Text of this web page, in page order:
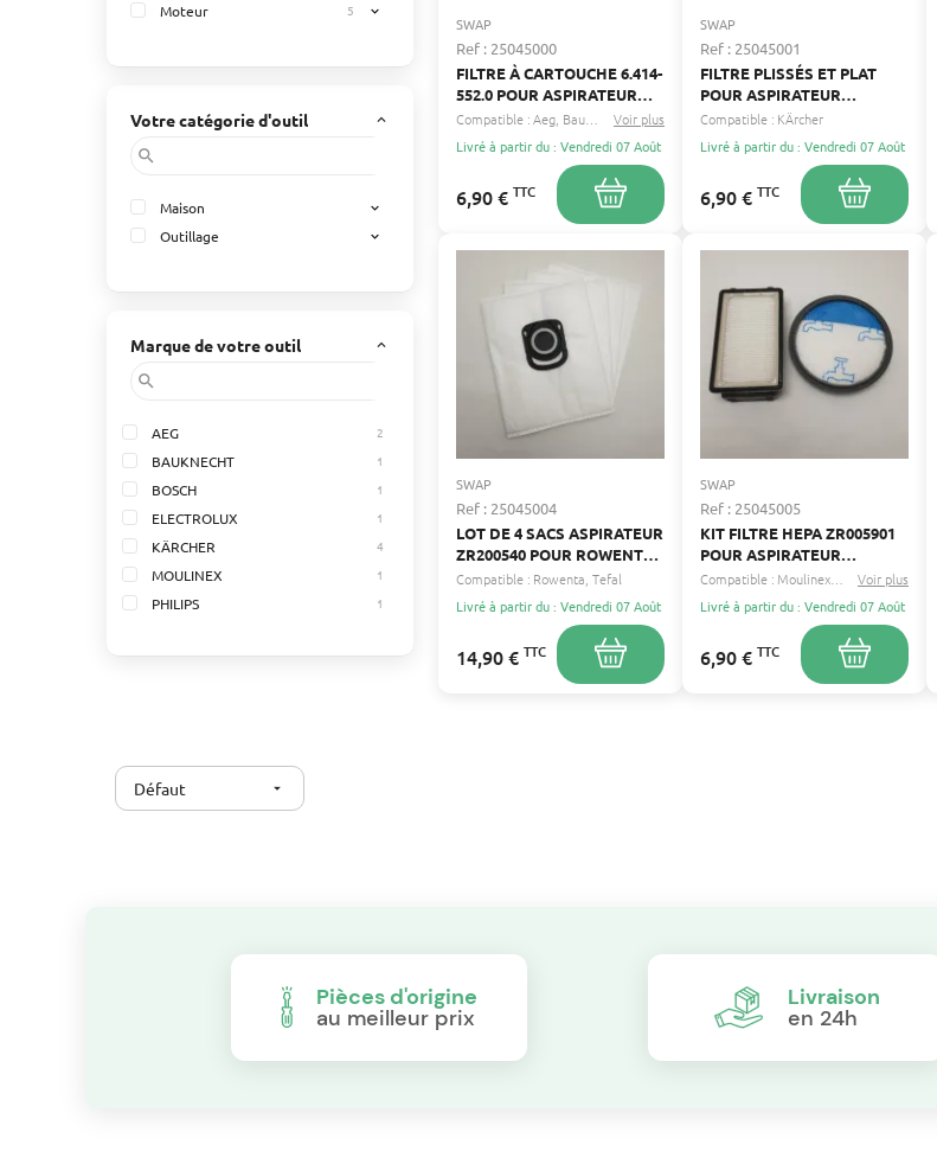
Moteur 5 expand_more
Votre catégorie d'outil keyboard_arrow_up
search
Maison expand_more
Outillage expand_more
Marque de votre outil keyboard_arrow_up
search
AEG 2
BAUKNECHT 1
BOSCH 1
ELECTROLUX 1
KÄRCHER 4
MOULINEX 1
PHILIPS 1
TEFAL 2
SWAP
Ref : 25045000
FILTRE À CARTOUCHE 6.414-
552.0 POUR ASPIRATEUR
KARCHER WD2, WD3,
WD2.200, WD3.200, WD3.300
M, WD3.500 P, SE 4001, SE
Compatible :Aeg Bauknecht ...
Voir plus
Livré à partir du : Vendredi 07 Août
6,90 € TTC
SWAP
Ref : 25045001
FILTRE PLISSÉS ET PLAT
POUR ASPIRATEUR
KARCHER WD4 WD5 WD6
MV4 MV5 MV6, 2863005
,2.863-005.0
Compatible : KÄrcher
Livré à partir du : Vendredi 07 Août
6,90 € TTC
SWAP
Ref : 25045004
LOT DE 4 SACS ASPIRATEUR
ZR200540 POUR ROWENTA
ET TEFAL
Compatible : Rowenta Tefal
Livré à partir du : Vendredi 07 Août
14,90 € TTC
SWAP
Ref : 25045005
KIT FILTRE HEPA ZR005901
POUR ASPIRATEUR
ROWENTA,TEFAL ET
MOULINEX
Compatible : MoulinexRowenta...
Voir plus
Livré à partir du : Vendredi 07 Août
6,90 € TTC
Défaut arrow_drop_down
Pièces d'origine
au meilleur prix
Livraison
en 24h